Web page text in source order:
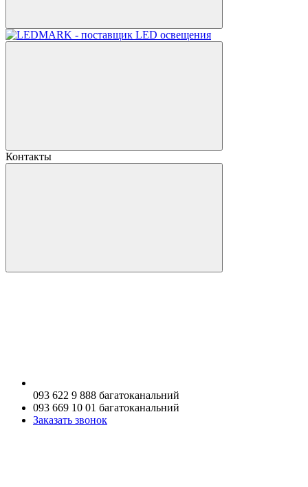
Контакты
093 622 9 888 багатоканальний
093 669 10 01 багатоканальний
Заказать звонок